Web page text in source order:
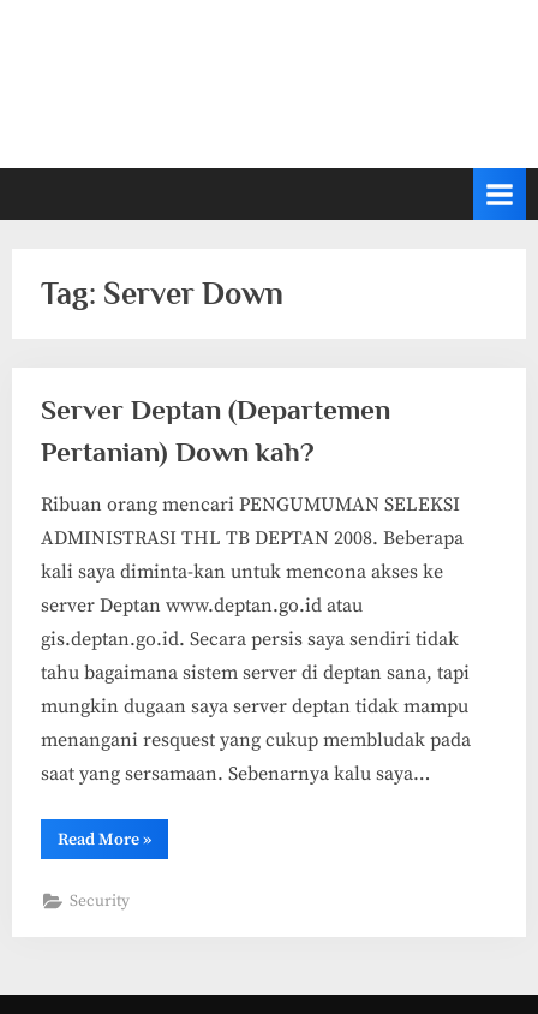
Tag: Server Down
Server Deptan (Departemen
Pertanian) Down kah?
Ribuan orang mencari PENGUMUMAN SELEKSI
ADMINISTRASI THL TB DEPTAN 2008. Beberapa
kali saya diminta-kan untuk mencona akses ke
server Deptan www.deptan.go.id atau
gis.deptan.go.id. Secara persis saya sendiri tidak
tahu bagaimana sistem server di deptan sana, tapi
mungkin dugaan saya server deptan tidak mampu
menangani resquest yang cukup membludak pada
saat yang sersamaan. Sebenarnya kalu saya…
Read More“Server
Deptan
»
Security